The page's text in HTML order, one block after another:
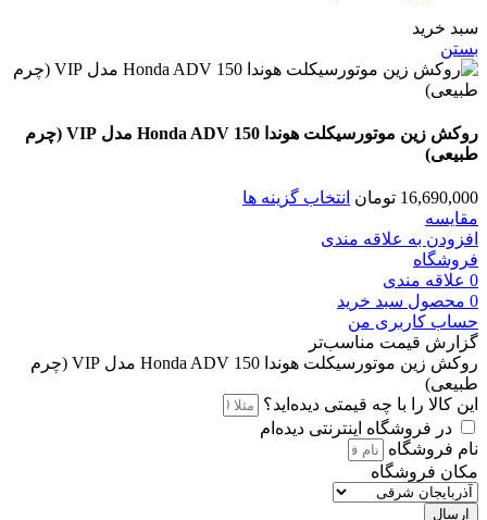
سبد خرید
بستن
روکش زین موتورسیکلت هوندا Honda ADV 150 مدل VIP (چرم
طبیعی)
16,690,000 تومان انتخاب گزینه ها
مقایسه
افزودن به علاقه مندی
فروشگاه
0 علاقه مندی
0 محصول سبد خرید
حساب کاربری من
گزارش قیمت مناسب‌تر
روکش زین موتورسیکلت هوندا Honda ADV 150 مدل VIP (چرم
طبیعی)
این کالا را با چه قیمتی دیده‌اید؟
در فروشگاه اینترنتی دیده‌ام
نام فروشگاه
مکان فروشگاه
ارسال